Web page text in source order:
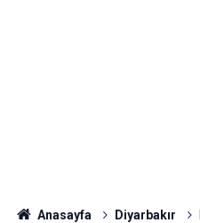
Anasayfa Diyarbakır